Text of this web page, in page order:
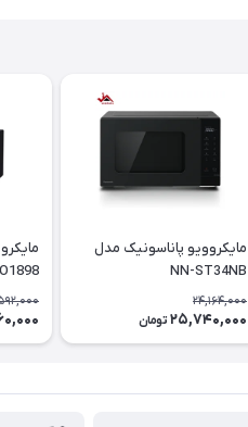
مایکروویو پاناسونیک مدل
NN-ST34NB
24,164,000
25,740,000 تومان